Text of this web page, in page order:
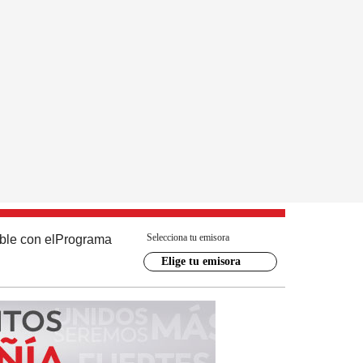
con el Programa Selecciona tu emisora
Elige tu emisora